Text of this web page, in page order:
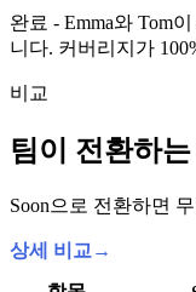
완료 - Emma와 Tom
니다. 커버리지가
비교
팀이 전환하
Soon으로 전환하면
상세 비교 →